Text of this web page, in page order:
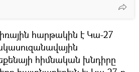
հարթակին է Կա-27
հիմնական խնդիրը